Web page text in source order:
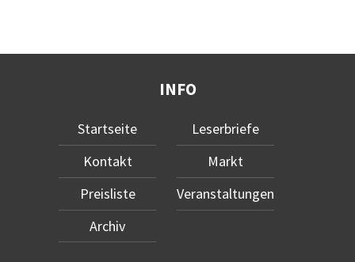
INFO
Startseite
Kontakt
Preisliste
Archiv
Leserbriefe
Markt
Veranstaltungen